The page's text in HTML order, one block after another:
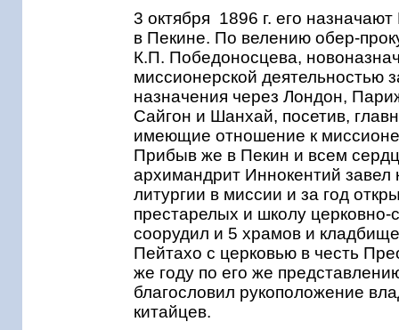
3 октября 1896 г. его
в Пекине. По велению обер-
К.П. Победоносцева,
миссионерской деятельностью
назначения через Лондон,
Сайгон и Шанхай, посетив,
имеющие отношение к
Прибыв же в Пекин и всем
архимандрит Иннокентий
литургии в миссии и за год
престарелых и школу церковно-
соорудил и 5 храмов и
Пейтахо с церковью в честь
же году по его же
благословил рукоположение
китайцев.